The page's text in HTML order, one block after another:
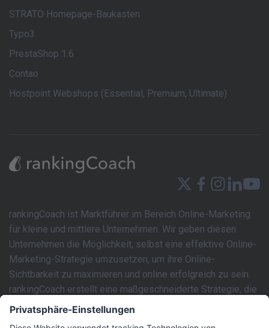
STRATO Homepage-Baukasten
Typo3
PrestaShop 1.6
Contao
Hostpoint Webshops (Essential, Premium, Ultimate)
rankingCoach ist Marktführer im Bereich Online-Marketing
für kleine und mittlere Unternehmen. Wir geben diesen
Unternehmen die Möglichkeit, selbst eine effektive Online-
Marketing-Strategie umzusetzen, um ihre Online-
Sichtbarkeit zu maximieren und online erfolgreich zu sein.
rankingCoach erstellt eine maßgeschneiderte Strategie, die
auf die individuellen Anforderungen der Website jedes
Unternehmens zugeschnitten ist. Mit den intuitiven SEM-